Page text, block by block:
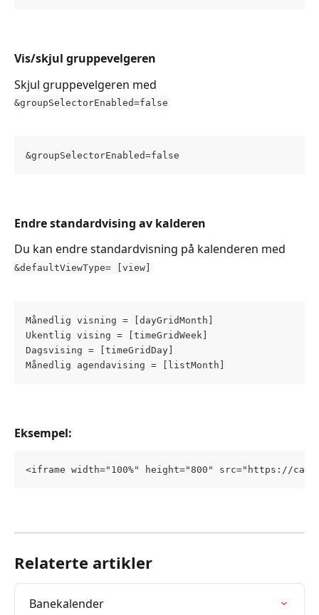
Vis/skjul gruppevelgeren
Skjul gruppevelgeren med
&groupSelectorEnabled=false
&groupSelectorEnabled=false
Endre standardvising av kalderen
Du kan endre standardvisning på kalenderen med
&defaultViewType= [view]
Månedlig visning = [dayGridMonth]
Ukentlig vising = [timeGridWeek]
Dagsvising = [timeGridDay]
Månedlig agendavising = [listMonth]
Eksempel:
<iframe width="100%" height="800" src="https://
Relaterte artikler
Banekalender